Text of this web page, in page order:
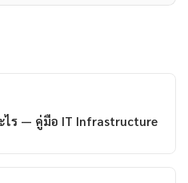
ไร — คู่มือ IT Infrastructure